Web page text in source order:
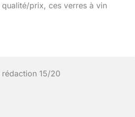
prix, ces verres à vin
15/20